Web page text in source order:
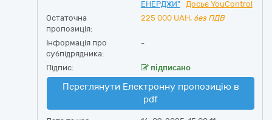
ЕНЕРДЖИ"
Досьє YouControl
Остаточна
пропозиція:
225 000 UAH, без ПДВ
Інформація про
субпідрядника:
-
Підпис: підписано
Переглянути Електронну пропозицію в
pdf